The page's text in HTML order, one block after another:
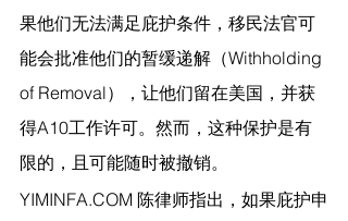
果他们无法满足庇护条件，移民法官可
能会批准他们的暂缓递解（Withholding
of Removal），让他们留在美国，并获
得A10工作许可。然而，这种保护是有
限的，且可能随时被撤销。
YIMINFA.COM 陈律师指出， 如果庇护申